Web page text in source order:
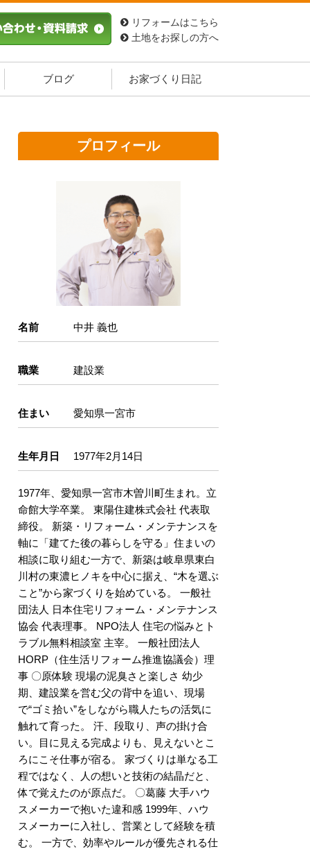
リフォームはこちら
土地をお探しの方へ
ブログ お家づくり日記
プロフィール
名前 中井 義也
職業 建設業
住まい 愛知県一宮市
生年月日 1977年2月14日
1977年、愛知県一宮市木曽川町生まれ。立
命館大学卒業。 東陽住建株式会社 代表取
締役。 新築・リフォーム・メンテナンスを
軸に「建てた後の暮らしを守る」住まいの
相談に取り組む一方で、新築は岐阜県東白
川村の東濃ヒノキを中心に据え、“木を選ぶ
こと”から家づくりを始めている。 一般社
団法人 日本住宅リフォーム・メンテナンス
協会 代表理事。 NPO法人 住宅の悩みとト
ラブル無料相談室 主宰。 一般社団法人
HORP（住生活リフォーム推進協議会）理
事 〇原体験 現場の泥臭さと楽しさ 幼少
期、建設業を営む父の背中を追い、現場
で“ゴミ拾い”をしながら職人たちの活気に
触れて育った。 汗、段取り、声の掛け合
い。目に見える完成よりも、見えないとこ
ろにこそ仕事が宿る。 家づくりは単なる工
程ではなく、人の想いと技術の結晶だと、
体で覚えたのが原点だ。 〇葛藤 大手ハウ
スメーカーで抱いた違和感 1999年、ハウ
スメーカーに入社し、営業として経験を積
む。 一方で、効率やルールが優先される仕